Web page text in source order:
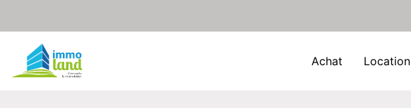
Achat Location